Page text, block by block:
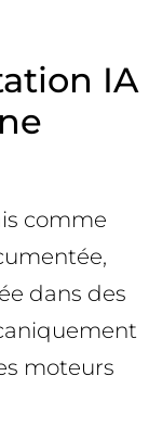
IA
comme
dans des
moteurs